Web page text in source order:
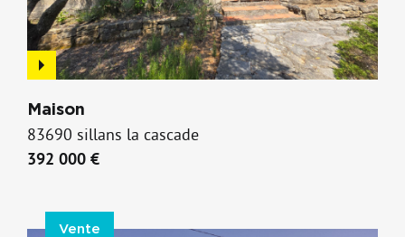
Maison
83690 sillans la cascade
392 000 €
Vente